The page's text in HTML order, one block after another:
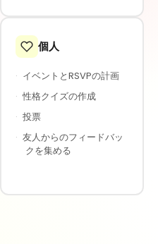
個人
· イベントとRSVPの計画
· 性格クイズの作成
· 投票
· 友人からのフィードバッ
クを集める